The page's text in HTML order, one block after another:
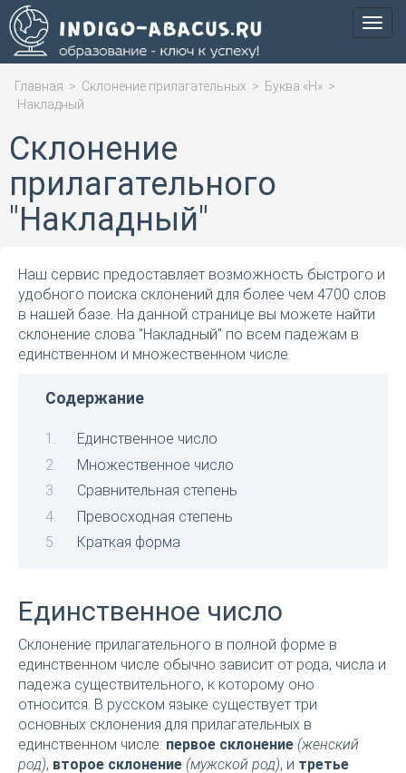
Меню
Главная > Склонение прилагательных > Буква «Н» >
Накладный
Склонение
прилагательного
"Накладный"
Наш сервис предоставляет возможность быстрого и
удобного поиска склонений для более чем 4700 слов
в нашей базе. На данной странице вы можете найти
склонение слова "Накладный" по всем падежам в
единственном и множественном числе.
Содержание
Единственное число
Множественное число
Сравнительная степень
Превосходная степень
Краткая форма
Единственное число
Склонение прилагательного в полной форме в
единственном числе обычно зависит от рода, числа и
падежа существительного, к которому оно
относится. В русском языке существует три
основных склонения для прилагательных в
единственном числе: первое склонение (женский
род), второе склонение (мужской род), и третье